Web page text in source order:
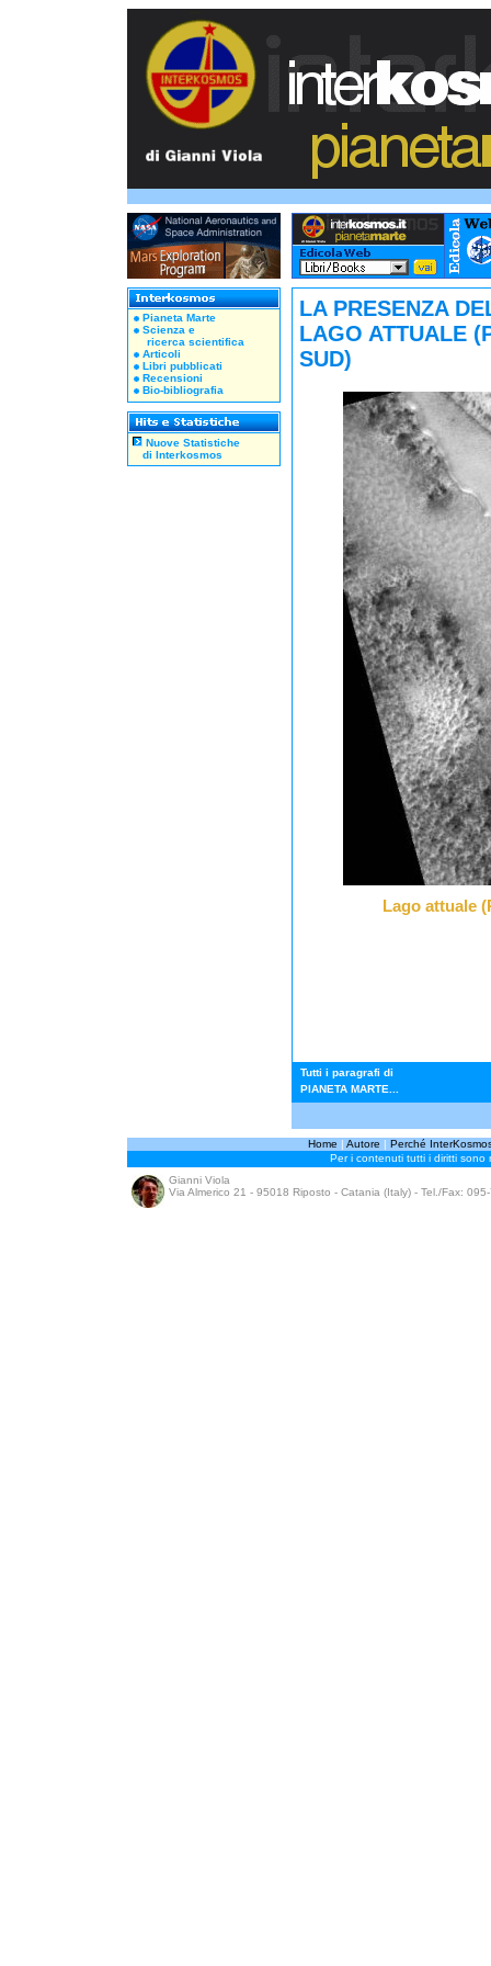
Pianeta Marte
Scienza e
ricerca scientifica
Articoli
Libri pubblicati
Recensioni
Bio-bibliografia
Nuove Statistiche
di Interkosmos
LA PRESENZA
LAGO ATTUALE
SUD)
Lago attuale
Tutti i paragrafi di
PIANETA MARTE...
Home | Autore | Perché
Per i contenuti tutti i diritti sono
Gianni Viola
Via Almerico 21 - 95018 Riposto - Catania (Italy) - Tel./Fax: